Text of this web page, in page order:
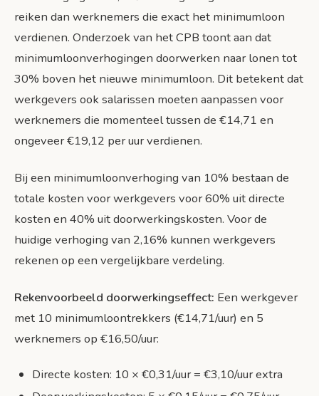
reiken dan werknemers die exact het minimumloon
verdienen. Onderzoek van het CPB toont aan dat
minimumloonverhogingen doorwerken naar lonen tot
30% boven het nieuwe minimumloon. Dit betekent dat
werkgevers ook salarissen moeten aanpassen voor
werknemers die momenteel tussen de €14,71 en
ongeveer €19,12 per uur verdienen.
Bij een minimumloonverhoging van 10% bestaan de
totale kosten voor werkgevers voor 60% uit directe
kosten en 40% uit doorwerkingskosten. Voor de
huidige verhoging van 2,16% kunnen werkgevers
rekenen op een vergelijkbare verdeling.
Rekenvoorbeeld doorwerkingseffect: Een werkgever
met 10 minimumloontrekkers (€14,71/uur) en 5
werknemers op €16,50/uur:
Directe kosten: 10 × €0,31/uur = €3,10/uur extra